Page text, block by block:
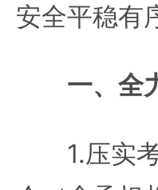
安全平稳有
一、全
1.压实考